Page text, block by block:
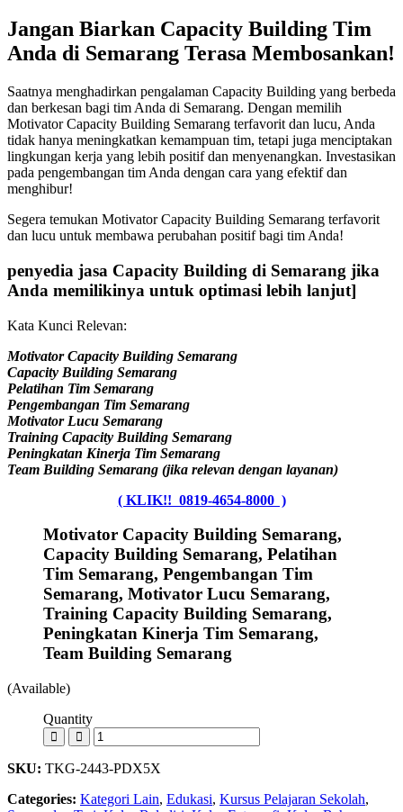
Jangan Biarkan Capacity Building Tim
Anda di Semarang Terasa Membosankan!
Saatnya menghadirkan pengalaman Capacity Building yang berbeda
dan berkesan bagi tim Anda di Semarang. Dengan memilih
Motivator Capacity Building Semarang terfavorit dan lucu, Anda
tidak hanya meningkatkan kemampuan tim, tetapi juga menciptakan
lingkungan kerja yang lebih positif dan menyenangkan. Investasikan
pada pengembangan tim Anda dengan cara yang efektif dan
menghibur!
Segera temukan Motivator Capacity Building Semarang terfavorit
dan lucu untuk membawa perubahan positif bagi tim Anda!
penyedia jasa Capacity Building di Semarang jika
Anda memilikinya untuk optimasi lebih lanjut]
Kata Kunci Relevan:
Motivator Capacity Building Semarang
Capacity Building Semarang
Pelatihan Tim Semarang
Pengembangan Tim Semarang
Motivator Lucu Semarang
Training Capacity Building Semarang
Peningkatan Kinerja Tim Semarang
Team Building Semarang (jika relevan dengan layanan)
( KLIK!! 0819-4654-8000 )
Motivator Capacity Building Semarang,
Capacity Building Semarang, Pelatihan
Tim Semarang, Pengembangan Tim
Semarang, Motivator Lucu Semarang,
Training Capacity Building Semarang,
Peningkatan Kinerja Tim Semarang,
Team Building Semarang
(Available)
Quantity
SKU: TKG-2443-PDX5X
Categories: Kategori Lain, Edukasi, Kursus Pelajaran Sekolah,